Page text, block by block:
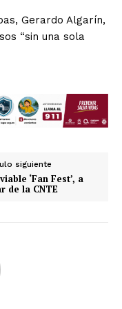
Gerardo Algarín,
“sin una sola
siguiente
‘Fan Fest’, a
de la CNTE